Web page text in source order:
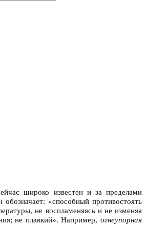
широко известен и за пределами
обозначает: «способный противостоять
не воспламеняясь и не изменяя
не плавкий». Например, огнеупорная